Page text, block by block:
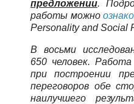
предложении.
работы можно
Personality and Social
В восьми
650 человек.
при построении
переговоров обе
наилучшего